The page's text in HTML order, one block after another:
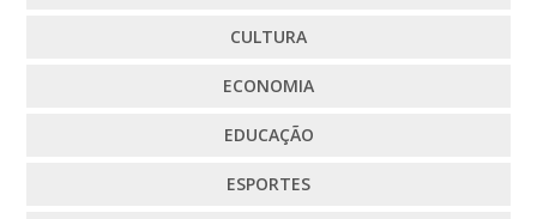
CULTURA
ECONOMIA
EDUCAÇÃO
ESPORTES